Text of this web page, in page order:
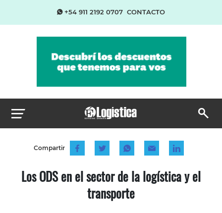
+54 911 2192 0707 CONTACTO
Compartir
Los ODS en el sector de la logística y el
transporte